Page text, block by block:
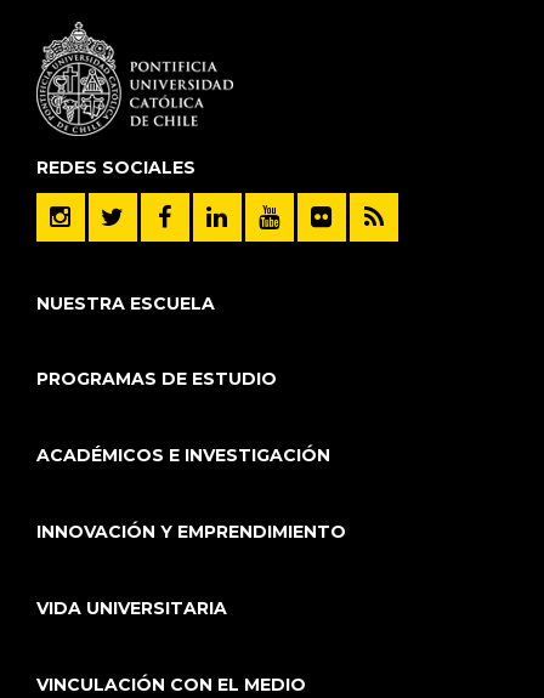
REDES SOCIALES
NUESTRA ESCUELA
PROGRAMAS DE ESTUDIO
ACADÉMICOS E INVESTIGACIÓN
INNOVACIÓN Y EMPRENDIMIENTO
VIDA UNIVERSITARIA
VINCULACIÓN CON EL MEDIO